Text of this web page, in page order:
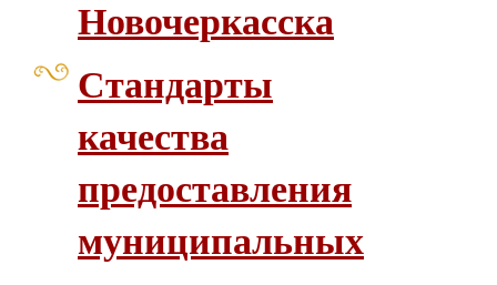
Новочеркасска
Стандарты
качества
предоставления
муниципальных